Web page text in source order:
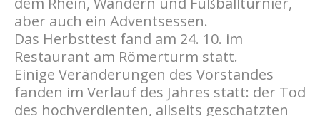
aber auch ein Adventsessen.
Das Herbsttest fand am 24. 10. im
Restaurant am Römerturm statt.
Einige Veränderungen des Vorstandes
fanden im Verlauf des Jahres statt: der Tod
des hochverdienten, allseits geschatzten